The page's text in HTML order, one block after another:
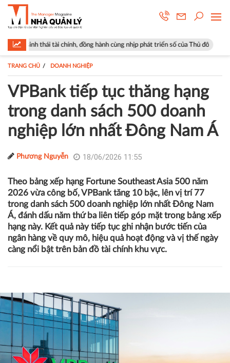
chính, đồng hành cùng nhịp phát triển số của Thủ đô Góp ý sửa
TRANG CHỦ DOANH NGHIỆP
VPBank tiếp tục thăng hạng
trong danh sách 500 doanh
nghiệp lớn nhất Đông Nam Á
Phương Nguyễn 18/06/2026 11:55
Theo bảng xếp hạng Fortune Southeast Asia 500 năm
2026 vừa công bố, VPBank tăng 10 bậc, lên vị trí 77
trong danh sách 500 doanh nghiệp lớn nhất Đông Nam
Á, đánh dấu năm thứ ba liên tiếp góp mặt trong bảng xếp
hạng này. Kết quả này tiếp tục ghi nhận bước tiến của
ngân hàng về quy mô, hiệu quả hoạt động và vị thế ngày
càng nổi bật trên bản đồ tài chính khu vực.